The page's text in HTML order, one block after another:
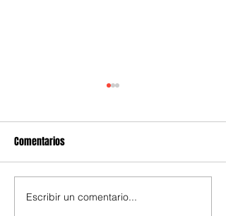
¿Cómo hacer un budín de
Comentarios
Escribir un comentario...